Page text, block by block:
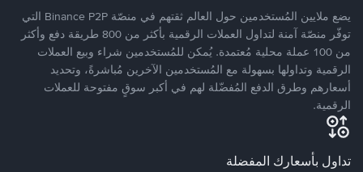
يضع ملايين المُستخدمين حول العالم ثقتهم في منصّة Binance P2P التي
توفّر منصّة آمنة لتداول العملات الرقمية بأكثر من 800 طريقة دفع وأكثر
من 100 عملة محلية مُعتمدة. يُمكن للمُستخدمين شراء وبيع العملات
الرقمية وتداولها بسهولة مع المُستخدمين الآخرين مُباشرةً، وتحديد
أسعارهم وطرق الدفع المُفضّلة لهم في أكبر سوقٍ مفتوحة للعملات
الرقمية.
تداول بأسعارك المفضلة